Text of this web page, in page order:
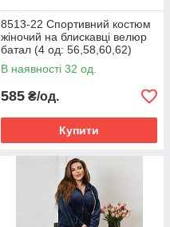
8513-22 Спортивний костюм
жіночий на блискавці велюр
батал (4 од: 56,58,60,62)
В наявності 32 од.
585 ₴/од.
Купити